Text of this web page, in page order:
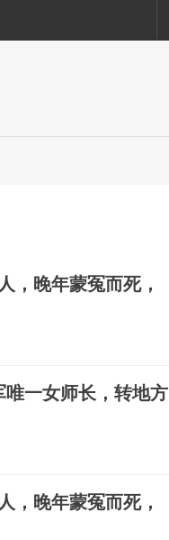
，晚年蒙冤而死，
唯一女师长，转地方
，晚年蒙冤而死，